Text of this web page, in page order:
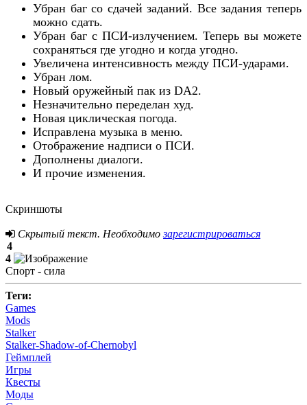
Убран баг со сдачей заданий. Все задания теперь
можно сдать.
Убран баг с ПСИ-излучением. Теперь вы можете
сохраняться где угодно и когда угодно.
Увеличена интенсивность между ПСИ-ударами.
Убран лом.
Новый оружейный пак из DA2.
Незначительно переделан худ.
Новая циклическая погода.
Исправлена музыка в меню.
Отображение надписи о ПСИ.
Дополнены диалоги.
И прочие изменения.
Скриншоты
Скрытый текст. Необходимозарегистрироваться
4
4
Спорт - сила
Теги:
Games
Mods
Stalker
Stalker-Shadow-of-Chernobyl
Геймплей
Игры
Квесты
Моды